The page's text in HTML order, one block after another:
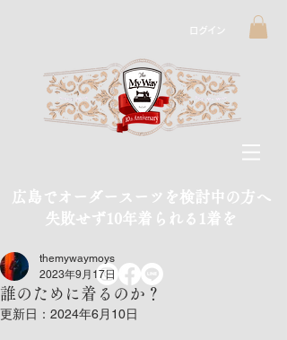
ログイン
広島でオーダースーツを検討中の方へ
​失敗せず10年着られる1着を
誰のために着るのか？
themywaymoys
2023年9月17日
更新日： 2024年6月10日